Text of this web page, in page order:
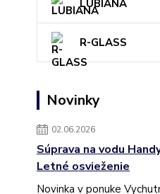
LUBIANA
R-GLASS
Novinky
02.06.2026
Súprava na vodu
Letné osvieženie
Novinka v ponuke